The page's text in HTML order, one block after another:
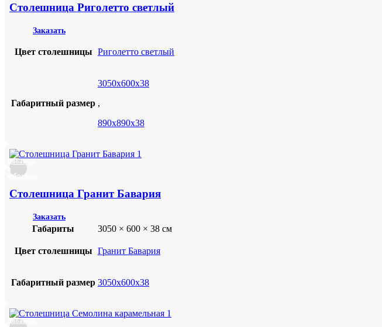
Столешница Риголетто светлый
Заказать
Цвет столешницы Риголетто светлый
Габаритный размер
3050х600х38
,
890х890х38
Добавить
в
избранное
Столешница Гранит Бавария
Заказать
Габариты 3050 × 600 × 38 см
Цвет столешницы Гранит Бавария
Габаритный размер 3050х600х38
Добавить